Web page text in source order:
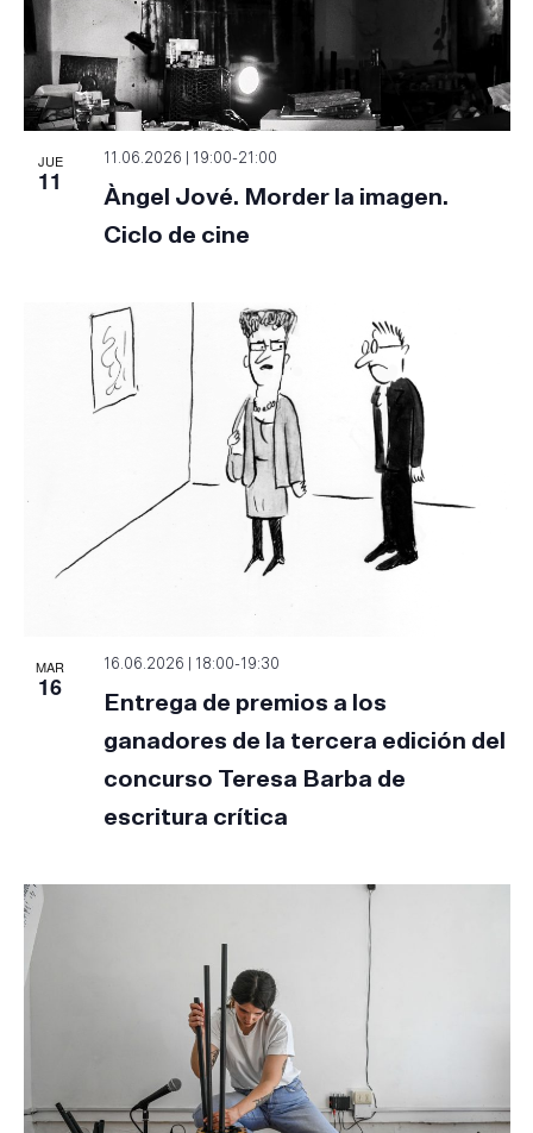
JUE
11
11.06.2026 | 19:00-21:00
Àngel Jové. Morder la imagen.
Ciclo de cine
MAR
16
16.06.2026 | 18:00-19:30
Entrega de premios a los
ganadores de la tercera edición del
concurso Teresa Barba de
escritura crítica